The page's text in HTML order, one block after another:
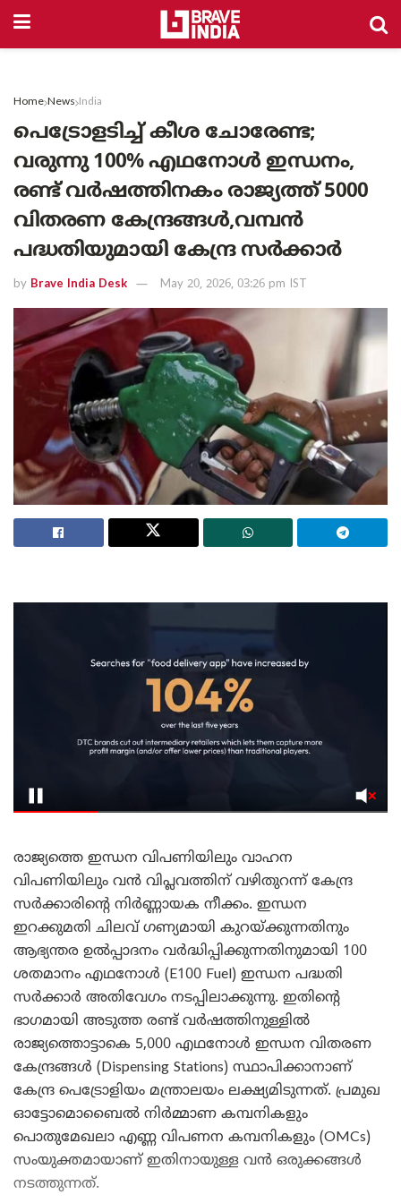
Home News India
പെട്രോളടിച്ച് കീശ ചോരേണ്ട;
വരുന്നു 100% എഥനോൾ ഇന്ധനം,
രണ്ട് വർഷത്തിനകം രാജ്യത്ത് 5000
വിതരണ കേന്ദ്രങ്ങൾ,വമ്പൻ
പദ്ധതിയുമായി കേന്ദ്ര സർക്കാർ
by Brave India Desk May 20, 2026, 03:26 pm IST
രാജ്യത്തെ ഇന്ധന വിപണിയിലും വാഹന
വിപണിയിലും വൻ വിപ്ലവത്തിന് വഴിതുറന്ന് കേന്ദ്ര
സർക്കാരിന്റെ നിർണ്ണായക നീക്കം. ഇന്ധന
ഇറക്കുമതി ചിലവ് ഗണ്യമായി കുറയ്ക്കുന്നതിനും
ആഭ്യന്തര ഉൽപ്പാദനം വർദ്ധിപ്പിക്കുന്നതിനുമായി 100
ശതമാനം എഥനോൾ (E100 Fuel) ഇന്ധന പദ്ധതി
സർക്കാർ അതിവേഗം നടപ്പിലാക്കുന്നു. ഇതിന്റെ
ഭാഗമായി അടുത്ത രണ്ട് വർഷത്തിനുള്ളിൽ
രാജ്യത്തൊട്ടാകെ 5,000 എഥനോൾ ഇന്ധന വിതരണ
കേന്ദ്രങ്ങൾ (Dispensing Stations) സ്ഥാപിക്കാനാണ്
കേന്ദ്ര പെട്രോളിയം മന്ത്രാലയം ലക്ഷ്യമിടുന്നത്. പ്രമുഖ
ഓട്ടോമൊബൈൽ നിർമ്മാണ കമ്പനികളും
പൊതുമേഖലാ എണ്ണ വിപണന കമ്പനികളും (OMCs)
സംയുക്തമായാണ് ഇതിനായുള്ള വൻ ഒരുക്കങ്ങൾ
നടത്തുന്നത്.